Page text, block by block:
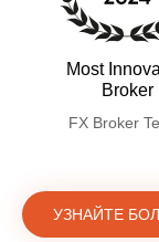
Most
Broker
FX Broker
УЗНАЙТЕ